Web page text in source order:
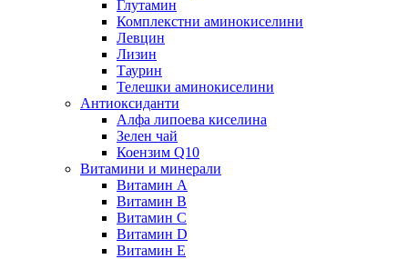
Глутамин
Комплекстни аминокиселини
Левцин
Лизин
Таурин
Телешки аминокиселини
Антиоксиданти
Алфа липоева киселина
Зелен чай
Коензим Q10
Витамини и минерали
Витамин А
Витамин B
Витамин C
Витамин D
Витамин E